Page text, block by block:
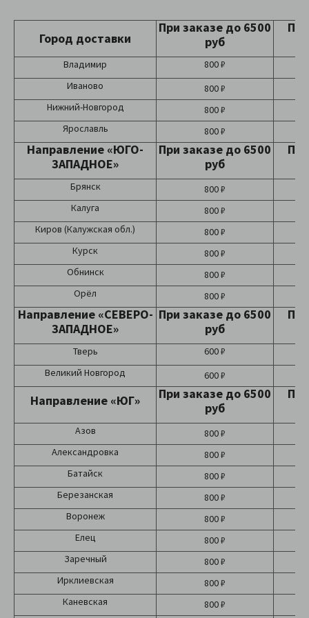
Город доставки
При заказе до 6500
руб
Владимир
800 ₽
Иваново
800 ₽
Нижний-Новгород
800 ₽
Ярославль
800 ₽
Направление «ЮГО-
ЗАПАДНОЕ»
При заказе до 6500
руб
Брянск
800 ₽
Калуга
800 ₽
Киров (Калужская обл.)
800 ₽
Курск
800 ₽
Обнинск
800 ₽
Орёл
800 ₽
Направление «СЕВЕРО-
ЗАПАДНОЕ»
При заказе до 6500
руб
Тверь
600 ₽
Великий Новгород
600 ₽
Направление «ЮГ»
При заказе до 6500
руб
Азов
800 ₽
Александровка
800 ₽
Батайск
800 ₽
Березанская
800 ₽
Воронеж
800 ₽
Елец
800 ₽
Заречный
800 ₽
Ирклиевская
800 ₽
Каневская
800 ₽